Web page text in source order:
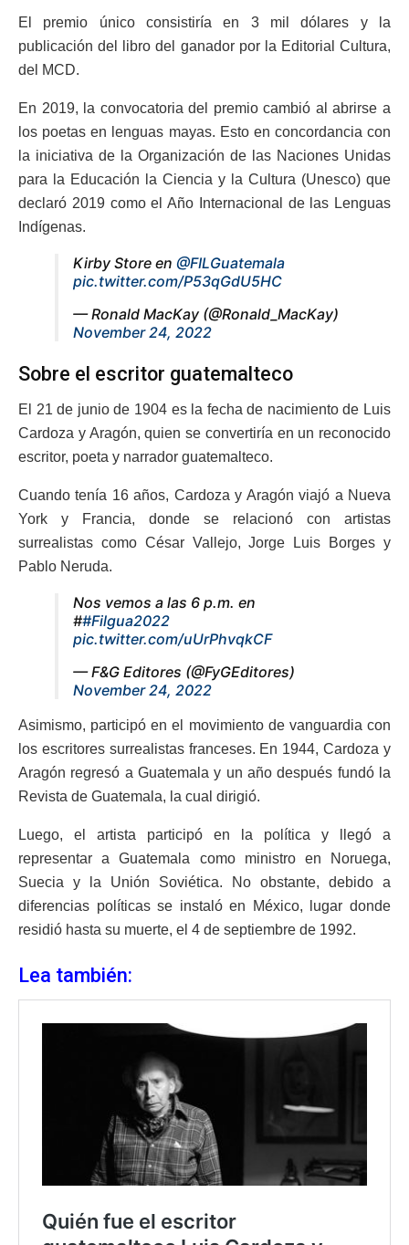
El premio único consistiría en 3 mil dólares y la
publicación del libro del ganador por la Editorial Cultura,
del MCD.
En 2019, la convocatoria del premio cambió al abrirse a
los poetas en lenguas mayas. Esto en concordancia con
la iniciativa de la Organización de las Naciones Unidas
para la Educación la Ciencia y la Cultura (Unesco) que
declaró 2019 como el Año Internacional de las Lenguas
Indígenas.
Kirby Store en @FILGuatemala
pic.twitter.com/P53qGdU5HC
— Ronald MacKay (@Ronald_MacKay)
November 24, 2022
Sobre el escritor guatemalteco
El 21 de junio de 1904 es la fecha de nacimiento de Luis
Cardoza y Aragón, quien se convertiría en un reconocido
escritor, poeta y narrador guatemalteco.
Cuando tenía 16 años, Cardoza y Aragón viajó a Nueva
York y Francia, donde se relacionó con artistas
surrealistas como César Vallejo, Jorge Luis Borges y
Pablo Neruda.
Nos vemos a las 6 p.m. en
##Filgua2022
pic.twitter.com/uUrPhvqkCF
— F&G Editores (@FyGEditores)
November 24, 2022
Asimismo, participó en el movimiento de vanguardia con
los escritores surrealistas franceses. En 1944, Cardoza y
Aragón regresó a Guatemala y un año después fundó la
Revista de Guatemala, la cual dirigió.
Luego, el artista participó en la política y llegó a
representar a Guatemala como ministro en Noruega,
Suecia y la Unión Soviética. No obstante, debido a
diferencias políticas se instaló en México, lugar donde
residió hasta su muerte, el 4 de septiembre de 1992.
Lea también: